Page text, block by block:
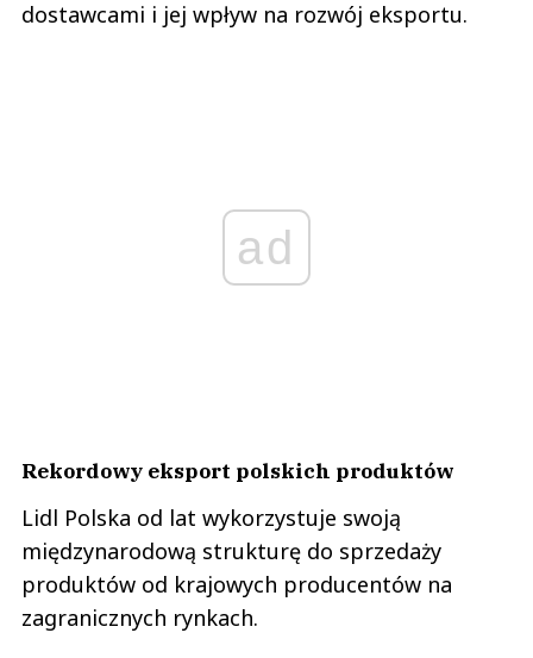
dostawcami i jej wpływ na rozwój eksportu.
ad
Rekordowy eksport polskich produktów
Lidl Polska od lat wykorzystuje swoją
międzynarodową strukturę do sprzedaży
produktów od krajowych producentów na
zagranicznych rynkach.